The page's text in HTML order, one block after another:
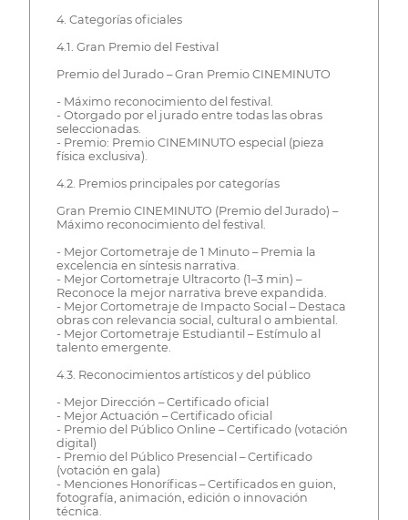
4. Categorías oficiales
4.1. Gran Premio del Festival
Premio del Jurado – Gran Premio CINEMINUTO
- Máximo reconocimiento del festival.
- Otorgado por el jurado entre todas las obras
seleccionadas.
- Premio: Premio CINEMINUTO especial (pieza
física exclusiva).
4.2. Premios principales por categorías
Gran Premio CINEMINUTO (Premio del Jurado) –
Máximo reconocimiento del festival.
- Mejor Cortometraje de 1 Minuto – Premia la
excelencia en síntesis narrativa.
- Mejor Cortometraje Ultracorto (1–3 min) –
Reconoce la mejor narrativa breve expandida.
- Mejor Cortometraje de Impacto Social – Destaca
obras con relevancia social, cultural o ambiental.
- Mejor Cortometraje Estudiantil – Estímulo al
talento emergente.
4.3. Reconocimientos artísticos y del público
- Mejor Dirección – Certificado oficial
- Mejor Actuación – Certificado oficial
- Premio del Público Online – Certificado (votación
digital)
- Premio del Público Presencial – Certificado
(votación en gala)
- Menciones Honoríficas – Certificados en guion,
fotografía, animación, edición o innovación
técnica.